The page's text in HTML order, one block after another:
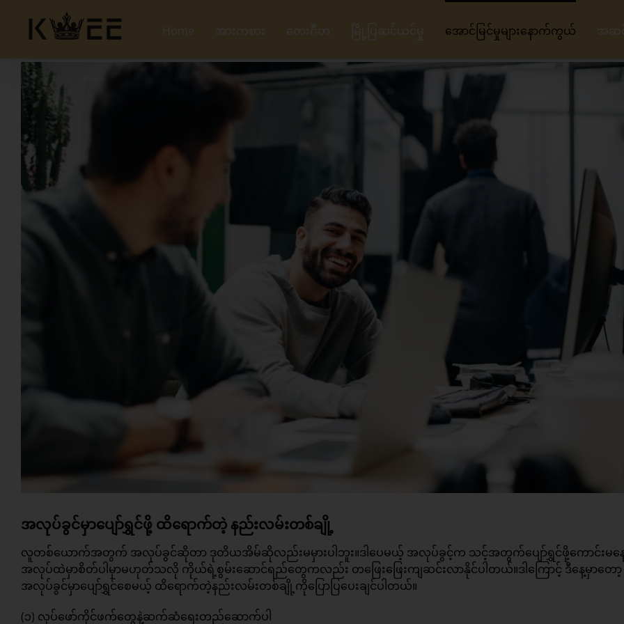
content
Home အားကစား တေးဂီတ မြို့ပြဆင်ယင်မှု အောင်မြင်မှုများနောက်ကွယ် အဆ
View
Larger
Image
အလုပ်ခွင်မှာပျော်ရွှင်ဖို့ ထိရောက်တဲ့ နည်းလမ်းတစ်ချို့
လူတစ်ယောက်အတွက် အလုပ်ခွင်ဆိုတာ ဒုတိယအိမ်ဆိုလည်းမမှားပါဘူး။ဒါပေမယ့် အလုပ်ခွင့်က သင့်အတွက်ပျော်ရွှင်ဖို့ကောင်းမန
အလုပ်ထဲမှာစိတ်ပါမှာမဟုတ်သလို ကိုယ်ရဲ့စွမ်းဆောင်ရည်တွေကလည်း တဖြေးဖြေးကျဆင်းလာနိုင်ပါတယ်။ဒါကြောင့် ဒီနေ့မှာတော့
အလုပ်ခွင်မှာပျော်ရွှင်စေမယ့် ထိရောက်တဲ့နည်းလမ်းတစ်ချို့ကိုပြောပြပေးချင်ပါတယ်။
(၁) လုပ်ဖော်ကိုင်ဖက်တွေနဲ့ဆက်ဆံရေးတည်ဆောက်ပါ